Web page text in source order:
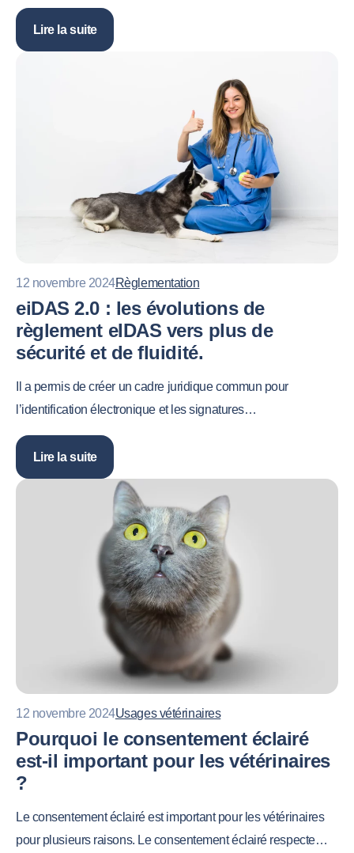
Lire la suite
12 novembre 2024Règlementation
eiDAS 2.0 : les évolutions de
règlement eIDAS vers plus de
sécurité et de fluidité.
Il a permis de créer un cadre juridique commun pour
l’identification électronique et les signatures…
Lire la suite
12 novembre 2024Usages vétérinaires
Pourquoi le consentement éclairé
est-il important pour les vétérinaires
?
Le consentement éclairé est important pour les vétérinaires
pour plusieurs raisons. Le consentement éclairé respecte…